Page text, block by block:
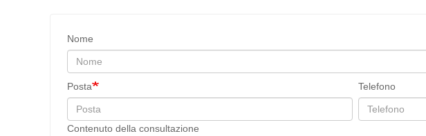
Nome
Posta Telefono
Contenuto della consultazione